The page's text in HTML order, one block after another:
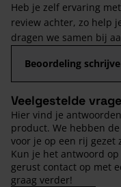
Heb je zelf ervaring
review achter, zo help
dragen we samen bij
Beoordeling
Veelgestelde
Hier vind je
product. We hebben
voor je op een rij gezet
Kun je het antwoord
gerust contact op met
graag verder!